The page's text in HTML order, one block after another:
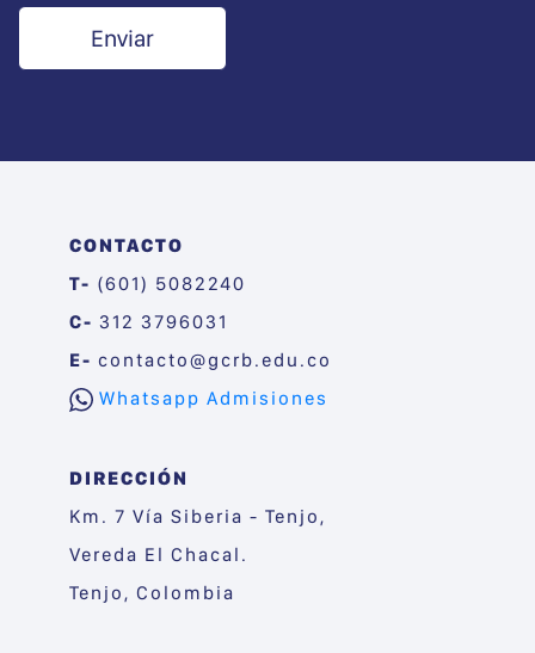
CONTACTO
T- (601) 5082240
C- 312 3796031
E- contacto@gcrb.edu.co
Whatsapp Admisiones
DIRECCIÓN
Km. 7 Vía Siberia - Tenjo,
Vereda El Chacal.
Tenjo, Colombia